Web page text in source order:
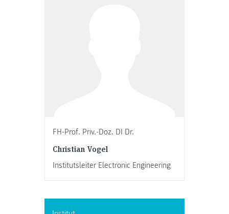
FH-Prof. Priv.-Doz. DI Dr.
Christian Vogel
Institutsleiter Electronic Engineering